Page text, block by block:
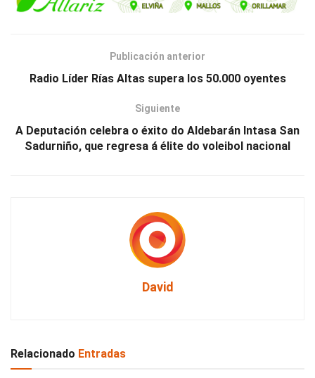
Publicación anterior
Radio Líder Rías Altas supera los 50.000 oyentes
Siguiente
A Deputación celebra o éxito do Aldebarán Intasa San
Sadurniño, que regresa á élite do voleibol nacional
David
Relacionado Entradas